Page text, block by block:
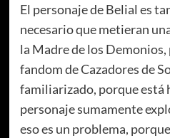
El personaje de Belial es
necesario que metieran
la Madre de los Demonios,
fandom de Cazadores de
familiarizado, porque está
personaje sumamente
eso es un problema,